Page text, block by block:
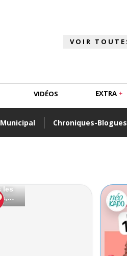
Municipal Chroniques-Blogues
VIDÉOS EXTRA